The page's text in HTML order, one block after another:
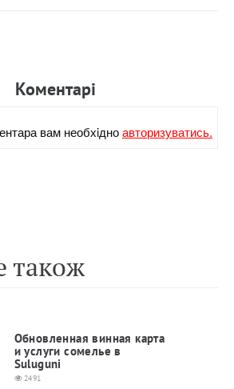
Коментарi
вам необхiдноавторизуватись.
також
Обновленная винная карта
и услуги сомелье в
Suluguni
2491